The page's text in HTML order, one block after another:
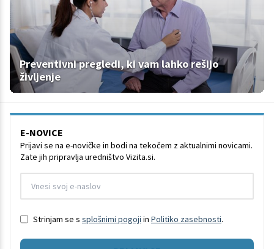
Preventivni pregledi, ki vam lahko rešijo
življenje
E-NOVICE
Prijavi se na e-novičke in bodi na tekočem z aktualnimi novicami.
Zate jih pripravlja uredništvo Vizita.si.
Strinjam se s splošnimi pogoji in Politiko zasebnosti.